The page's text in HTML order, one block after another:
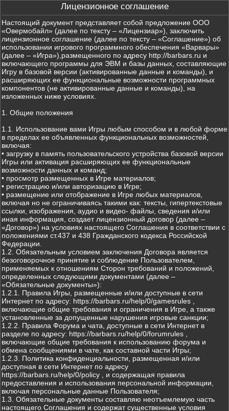
Лицензионное соглашение
Настоящий документ представляет собой предложение ООО
«Овермобайл» (далее по тексту – «Лицензиар»), заключить
лицензионное соглашение (далее по тексту – «Соглашение») об
использовании игрового программного обеспечения «Варвары»
(далее – «Игра»),размещенного по адресу http://barbars.ru и
включающего программы для ЭВМ и базы данных, составляющие
Игру в базовой версии (активированные данные и команды), и
расширяющих ее функциональные возможности программных
компонентов (не активированные данные и команды), на
изложенных ниже условиях.
1. Общие положения
1.1. Использование вами Игры любым способом и в любой форме
в пределах ее объявленных функциональных возможностей,
включая:
• загрузку в память пользовательского устройства базовой версии
Игры или активация расширяющих ее функциональные
возможности данных и команд;
• просмотр размещенных в Игре материалов;
• регистрацию и/или авторизацию в Игре;
• размещение или отображение в Игре любых материалов,
включая но не ограничиваясь такими как: тексты, гипертекстовые
ссылки, изображения, аудио и видео- файлы, сведения и/или
иная информация, создает лицензионный договор (далее –
«Договор») на условиях настоящего Соглашения в соответствии с
положениями ст.437 и 438 Гражданского кодекса Российской
Федерации.
1.2. Обязательным условием заключения Договора является
безоговорочное принятие и соблюдение Пользователем,
применяемых к отношениям Сторон требований и положений,
определенных следующими документами (далее –
«Обязательные документы»):
1.2.1. Правила Игры, размещенные и/или доступные в сети
Интернет по адресу: https://barbars.ru/help/0/gamesrules ,
включающие общие требования и ограничения в Игре, а также
установленные за допущенные нарушения игровые санкции;
1.2.2. Правила Форума и чата, доступные в сети Интернет в
разделе по адресу: https://barbars.ru/help/0/forumrules ,
включающие общие требования к использованию форума и
обмена сообщениями в чате, как составной части Игры;
1.2.3. Политика конфиденциальности, размещенная и/или
доступная в сети Интернет по адресу
https://barbars.ru/help/0/policy , и содержащая правила
предоставления и использования персональной информации,
включая персональные данные Пользователя;
1.3. Обязательные документы составляю неотъемлемую часть
настоящего Соглашения и содержат существенные условия